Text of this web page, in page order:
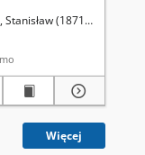
Stanisław (1871-1945). Red.
Więcej